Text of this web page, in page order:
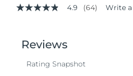
4.9
stars,
average
value.
4.9 (64) Write